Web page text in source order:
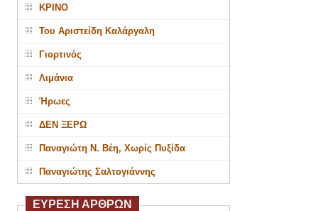
ΚΡΙΝΟ
Του Αριστείδη Καλάργαλη
Γιορτινός
Λιμάνια
Ήρωες
ΔΕΝ ΞΕΡΩ
Παναγιώτη Ν. Βέη, Χωρίς Πυξίδα
Παναγιώτης Σαλτογιάννης
ΕΥΡΕΣΗ ΑΡΘΡΩΝ